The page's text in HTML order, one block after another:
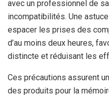
avec un professionnel de
incompatibilités. Une
espacer les prises des
d’au moins deux heures,
distincte et réduisant les
Ces précautions assurent
des produits pour la